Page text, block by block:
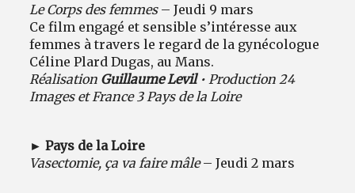
Le Corps des femmes– Jeudi 9 mars
Ce film engagé et sensible s’intéresse aux
femmes à travers le regard de la gynécologue
Céline Plard Dugas, au Mans.
Réalisation Guillaume Levil• Production 24
Images et France 3 Pays de la Loire
► Pays de la Loire
Vasectomie, ça va faire mâle– Jeudi 2 mars